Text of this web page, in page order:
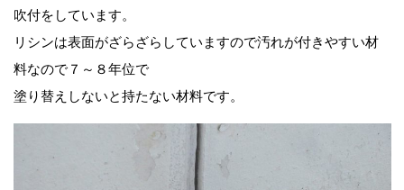
吹付をしています。
リシンは表面がざらざらしていますので汚れが付きやすい材
料なので７～８年位で
塗り替えしないと持たない材料です。